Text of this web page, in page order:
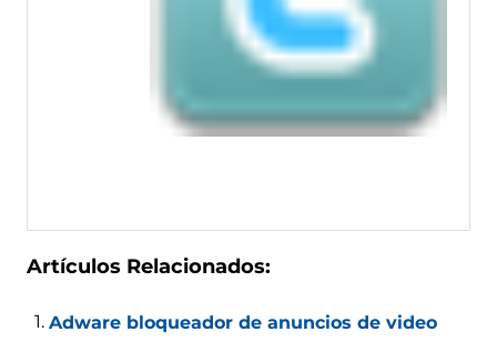
Artículos Relacionados:
Adware bloqueador de anuncios de video